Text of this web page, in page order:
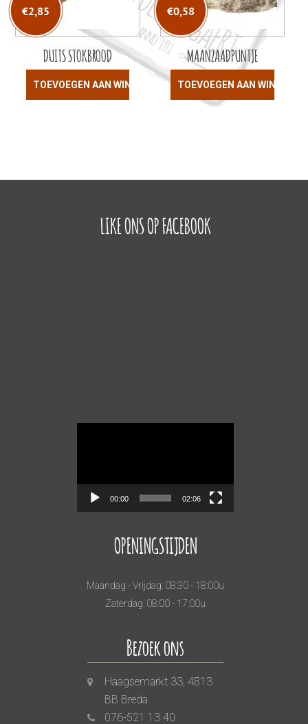
DUITS STOKBROOD
€2,85
TOEVOEGEN AAN WINKELWAGEN
MAANZAADPUNTJE
€0,58
TOEVOEGEN AAN
LIKE ONS OP FACEBOOK
00:00 02:06
OPENINGSTIJDEN
Maandag - Vrijdag: 08:30 - 18:00u
Zaterdag: 08:00 - 17:00u
Bezoek ons
Haagsemarkt 33, 4813
BB Breda
076-521 13 40